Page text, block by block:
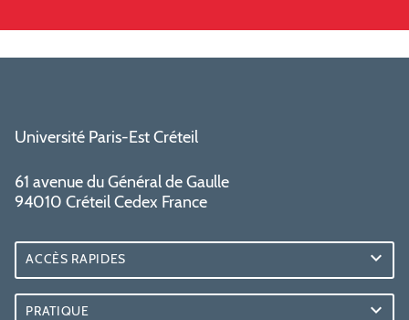
Université Paris-Est Créteil
61 avenue du Général de Gaulle
94010 Créteil Cedex France
ACCÈS RAPIDES
PRATIQUE